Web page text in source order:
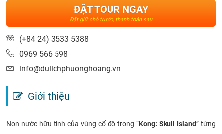
ĐẶT TOUR NGAY
Đặt giữ chỗ trước, thanh toán sau
(+84 24) 3533 5388
0969 566 598
info@dulichphuonghoang.vn
Giới thiệu
Non nước hữu tình của vùng cố đô trong “Kong: Skull Island” từng